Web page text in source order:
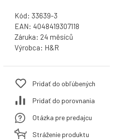
Kód: 33639-3
EAN: 4048419307118
Záruka: 24
Výrobca: H&R
Pridať do obľúbených
Pridať do porovnania
Otázka pre predajcu
Stráženie produktu